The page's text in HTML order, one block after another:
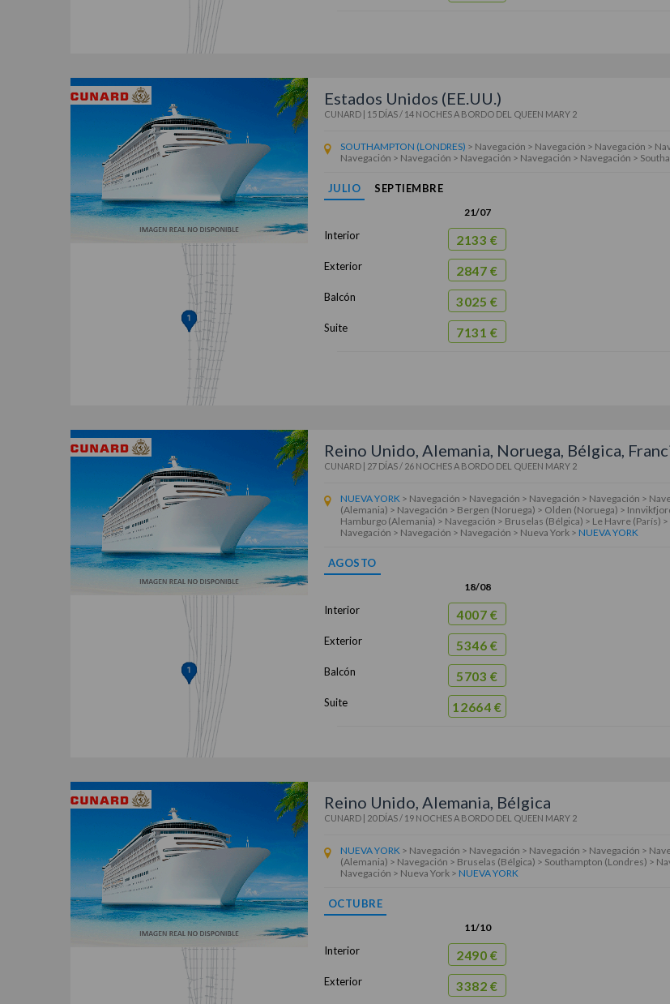
Estados Unidos (EE.UU.)
CUNARD| 15 DÍAS / 14 NOCHESA BORDO DEL QUEEN MARY 2
SOUTHAMPTON (LONDRES) > Navegación > Navegación > Navegación >
Navegación > Navegación > Navegación > Navegación > Navegación >
JULIO SEPTIEMBRE
Interior
Exterior
Balcón
Suite
21/07
2133 €
2847 €
3025 €
7131 €
Reino Unido, Alemania, Noruega, Bélgica,
CUNARD| 27 DÍAS / 26 NOCHESA BORDO DEL QUEEN MARY 2
NUEVA YORK > Navegación > Navegación > Navegación > Navegación >
(Alemania) > Navegación > Bergen (Noruega) > Olden (Noruega) >
Hamburgo (Alemania) > Navegación > Bruselas (Bélgica) > Le Havre (París)
Navegación > Navegación > Navegación > Nueva York > NUEVA YORK
AGOSTO
Interior
Exterior
Balcón
Suite
18/08
4007 €
5346 €
5703 €
12664 €
Reino Unido, Alemania, Bélgica
CUNARD| 20 DÍAS / 19 NOCHESA BORDO DEL QUEEN MARY 2
NUEVA YORK > Navegación > Navegación > Navegación > Navegación >
(Alemania) > Navegación > Bruselas (Bélgica) > Southampton (Londres) >
Navegación > Nueva York > NUEVA YORK
OCTUBRE
Interior
Exterior
11/10
2490 €
3382 €